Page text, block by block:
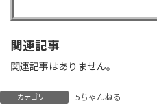
関連記事
関連記事はありません。
カテゴリー 5ちゃんねる